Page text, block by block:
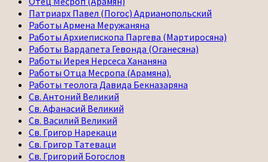
Патриарх Павел (Погос) Адрианопольский
Работы Армена Меружаняна
Работы Архиепископа Паргева (Мартиросяна)
Работы Вардапета Гевонда (Оганесяна)
Работы Иерея Нерсеса Хананяна
Работы Отца Месропа (Арамяна).
Работы теолога Давида Бекназаряна
Св. Антоний Великий
Св. Афанасий Великий
Св. Василий Великий
Св. Григор Нарекаци
Св. Григор Татеваци
Св. Григорий Богослов